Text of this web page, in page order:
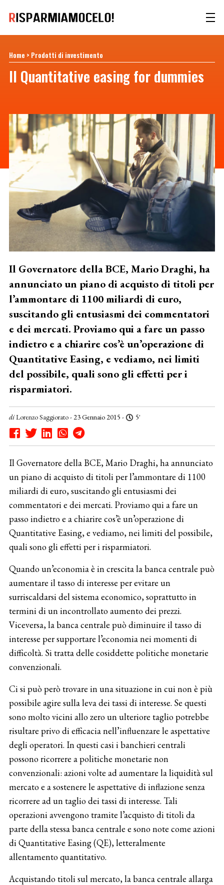
Home > Prodotti di investimento
Il Quantitative easing for dummies
Il Governatore della BCE, Mario Draghi, ha
annunciato un piano di acquisto di titoli per
l’ammontare di 1100 miliardi di euro,
suscitando gli entusiasmi dei commentatori
e dei mercati. Proviamo qui a fare un passo
indietro e a chiarire cos’è un’operazione di
Quantitative Easing, e vediamo, nei limiti
del possibile, quali sono gli effetti per i
risparmiatori.
diLorenzo Saggiorato- 23 Gennaio 2015 - 5'
Il Governatore della BCE, Mario Draghi, ha annunciato
un piano di acquisto di titoli per l’ammontare di 1100
miliardi di euro, suscitando gli entusiasmi dei
commentatori e dei mercati. Proviamo qui a fare un
passo indietro e a chiarire cos’è un’operazione di
Quantitative Easing, e vediamo, nei limiti del possibile,
quali sono gli effetti per i risparmiatori.
Quando un’economia è in crescita la banca centrale può
aumentare il tasso di interesse per evitare un
surriscaldarsi del sistema economico, soprattutto in
termini di un incontrollato aumento dei prezzi.
Viceversa, la banca centrale può diminuire il tasso di
interesse per supportare l’economia nei momenti di
difficoltà. Si tratta delle cosiddette politiche monetarie
convenzionali.
Ci si può però trovare in una situazione in cui non è più
possibile agire sulla leva dei tassi di interesse. Se questi
sono molto vicini allo zero un ulteriore taglio potrebbe
risultare privo di efficacia nell’influenzare le aspettative
degli operatori. In questi casi i banchieri centrali
possono ricorrere a politiche monetarie non
convenzionali: azioni volte ad aumentare la liquidità sul
mercato e a sostenere le aspettative di inflazione senza
ricorrere ad un taglio dei tassi di interesse. Tali
operazioni avvengono tramite l’acquisto di titoli da
parte della stessa banca centrale e sono note come azioni
di Quantitative Easing (QE), letteralmente
allentamento quantitativo.
Acquistando titoli sul mercato, la banca centrale allarga